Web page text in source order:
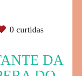
0 curtidas
DA